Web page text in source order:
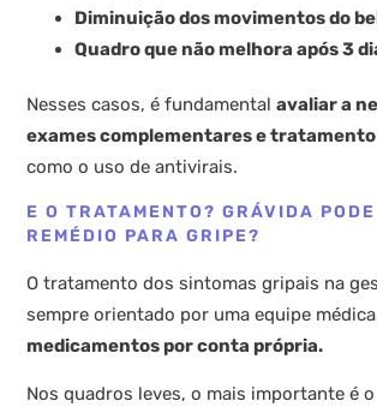
Diminuição dos movimentos do
Quadro que não melhora após 3
Nesses casos, é fundamentalavaliar a
exames complementares e
como o uso de antivirais.
E O TRATAMENTO? GRÁVIDA
REMÉDIO PARA GRIPE?
O tratamento dos sintomas gripais na
sempre orientado por uma equipe
medicamentos por conta própria.
Nos quadros leves, o mais importante é